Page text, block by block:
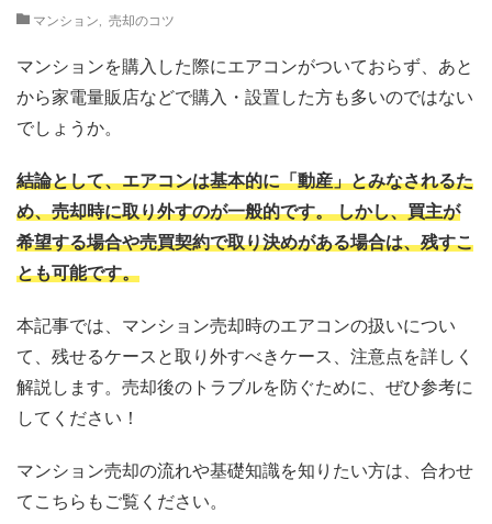
マンション 売却のコツ
マンションを購入した際にエアコンがついておらず、あと
から家電量販店などで購入・設置した方も多いのではない
でしょうか。
結論として、エアコンは基本的に「動産」とみなされるた
め、売却時に取り外すのが一般的です。 しかし、買主が
希望する場合や売買契約で取り決めがある場合は、残すこ
とも可能です。
本記事では、マンション売却時のエアコンの扱いについ
て、残せるケースと取り外すべきケース、注意点を詳しく
解説します。売却後のトラブルを防ぐために、ぜひ参考に
してください！
マンション売却の流れや基礎知識を知りたい方は、合わせ
てこちらもご覧ください。